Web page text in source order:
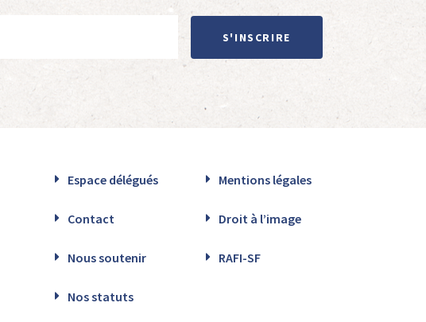
S'INSCRIRE
Espace délégués Mentions légales
Contact Droit à l’image
Nous soutenir RAFI-SF
Nos statuts